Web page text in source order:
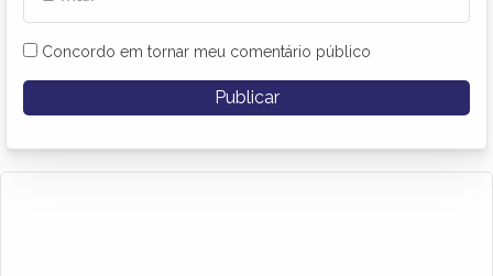
Concordo em tornar meu comentário público